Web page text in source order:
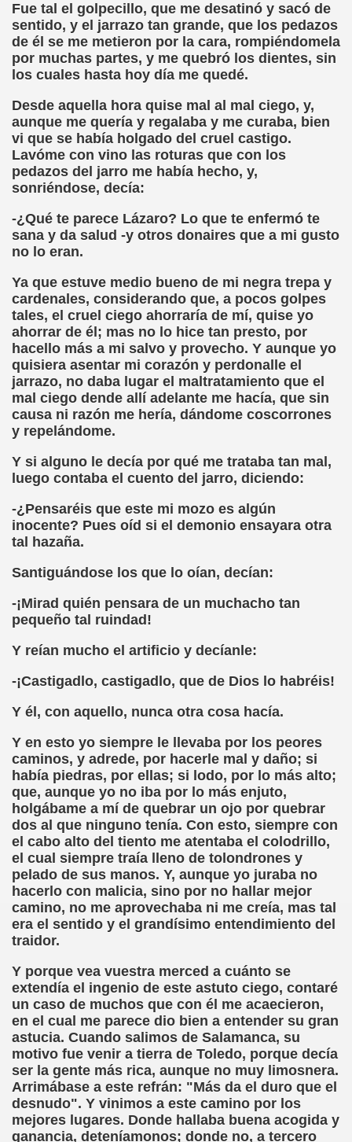
Fue tal el golpecillo, que me desatinó y sacó de
sentido, y el jarrazo tan grande, que los pedazos
de él se me metieron por la cara, rompiéndomela
por muchas partes, y me quebró los dientes, sin
los cuales hasta hoy día me quedé.
Desde aquella hora quise mal al mal ciego, y,
aunque me quería y regalaba y me curaba, bien
vi que se había holgado del cruel castigo.
Lavóme con vino las roturas que con los
pedazos del jarro me había hecho, y,
sonriéndose, decía:
-¿Qué te parece Lázaro? Lo que te enfermó te
sana y da salud -y otros donaires que a mi gusto
no lo eran.
Ya que estuve medio bueno de mi negra trepa y
cardenales, considerando que, a pocos golpes
tales, el cruel ciego ahorraría de mí, quise yo
ahorrar de él; mas no lo hice tan presto, por
hacello más a mi salvo y provecho. Y aunque yo
quisiera asentar mi corazón y perdonalle el
jarrazo, no daba lugar el maltratamiento que el
mal ciego dende allí adelante me hacía, que sin
causa ni razón me hería, dándome coscorrones
y repelándome.
Y si alguno le decía por qué me trataba tan mal,
luego contaba el cuento del jarro, diciendo:
-¿Pensaréis que este mi mozo es algún
inocente? Pues oíd si el demonio ensayara otra
tal hazaña.
Santiguándose los que lo oían, decían:
-¡Mirad quién pensara de un muchacho tan
pequeño tal ruindad!
Y reían mucho el artificio y decíanle:
-¡Castigadlo, castigadlo, que de Dios lo habréis!
Y él, con aquello, nunca otra cosa hacía.
Y en esto yo siempre le llevaba por los peores
caminos, y adrede, por hacerle mal y daño; si
había piedras, por ellas; si lodo, por lo más alto;
que, aunque yo no iba por lo más enjuto,
holgábame a mí de quebrar un ojo por quebrar
dos al que ninguno tenía. Con esto, siempre con
el cabo alto del tiento me atentaba el colodrillo,
el cual siempre traía lleno de tolondrones y
pelado de sus manos. Y, aunque yo juraba no
hacerlo con malicia, sino por no hallar mejor
camino, no me aprovechaba ni me creía, mas tal
era el sentido y el grandísimo entendimiento del
traidor.
Y porque vea vuestra merced a cuánto se
extendía el ingenio de este astuto ciego, contaré
un caso de muchos que con él me acaecieron,
en el cual me parece dio bien a entender su gran
astucia. Cuando salimos de Salamanca, su
motivo fue venir a tierra de Toledo, porque decía
ser la gente más rica, aunque no muy limosnera.
Arrimábase a este refrán: "Más da el duro que el
desnudo". Y vinimos a este camino por los
mejores lugares. Donde hallaba buena acogida y
ganancia, deteníamonos; donde no, a tercero
e Italiano (Pedro Zurita)
ONCE de Pontevedra (Blas Vázquez Rodríguez)
de Lectura para los Ciegos (Eutiquio Cabrerizo)
Alicante (Juan José Miñana Estruch)
Blas Sánchez)
Sanz)
(Lola Bogas)
Ciego Integrado a la Escuela Regular (José
(María Jesús Cañamares)
Solana)
Antonio Campos Sánchez)
(Pedro Zurita)
el Alumnado y Carta del Director a los padres (Col.
(Àngel Mas Parera)
Ruiz Carrión)
Barcelona (Àngel Mas Parera)
4 de Enero de 2016 (Alberto gil)
Valentines)
(Associació Catalana per a la Integració del Cec)
Ordóñez)
Jesús Cañamares)
con el Tacto; una Sutil Diferencia (Fini Sarrió)
Rodríguez (Francesc Miñana)
Jesús Cañamares)
Baja Visión, del Libro Nada sobre Nosotros sin